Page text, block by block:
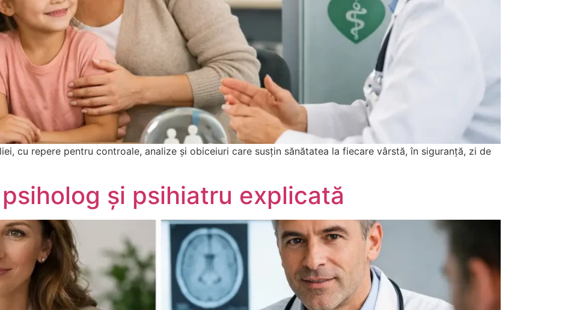
cu repere pentru controale, analize și obiceiuri care susțin sănătatea la fiecare vârstă, în siguranță, zi de
și psihiatru explicată